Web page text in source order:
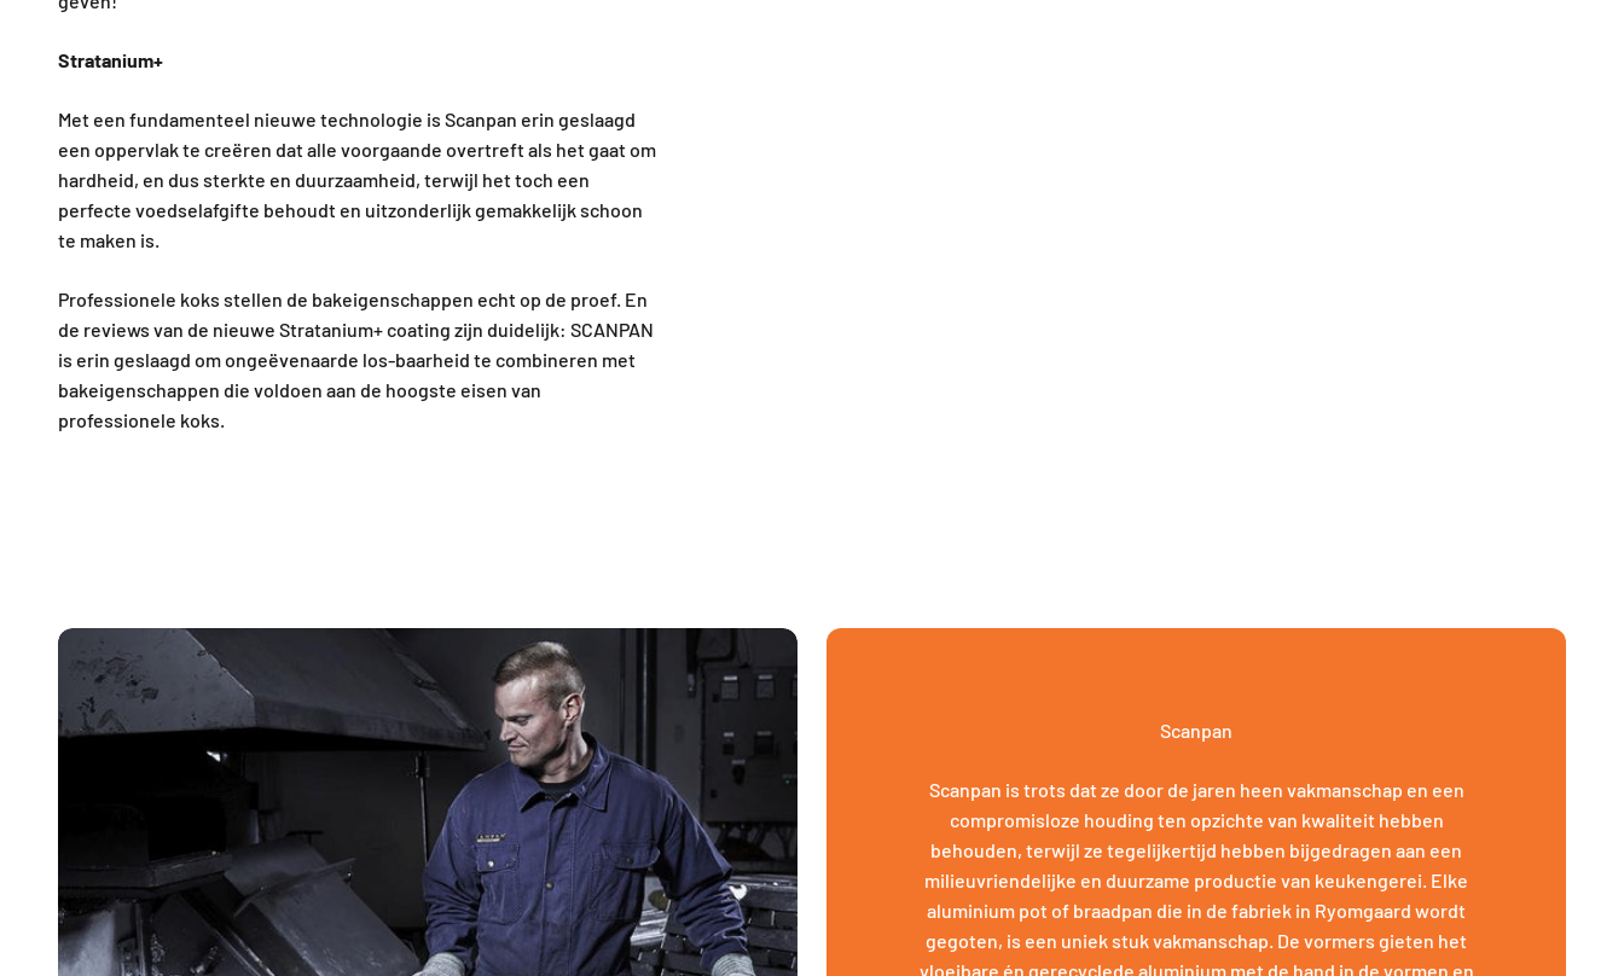
Stratanium+
Met een fundamenteel nieuwe technologie is Scanpan erin geslaagd
een oppervlak te creëren dat alle voorgaande overtreft als het gaat om
hardheid, en dus sterkte en duurzaamheid, terwijl het toch een
perfecte voedselafgifte behoudt en uitzonderlijk gemakkelijk schoon
te maken is.
Professionele koks stellen de bakeigenschappen echt op de proef. En
de reviews van de nieuwe Stratanium+ coating zijn duidelijk: SCANPAN
is erin geslaagd om ongeëvenaarde los-baarheid te combineren met
bakeigenschappen die voldoen aan de hoogste eisen van
professionele koks.
Scanpan
Scanpan is trots dat ze door de jaren heen vakmanschap en een
compromisloze houding ten opzichte van kwaliteit hebben
behouden, terwijl ze tegelijkertijd hebben bijgedragen aan een
milieuvriendelijke en duurzame productie van keukengerei. Elke
aluminium pot of braadpan die in de fabriek in Ryomgaard wordt
gegoten, is een uniek stuk vakmanschap. De vormers gieten het
vloeibare én gerecyclede aluminium met de hand in de vormen en